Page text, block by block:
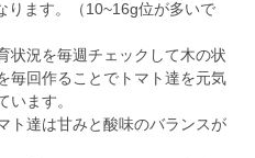
ります。（10~16g位が多いで
状況を毎週チェックして木の状
毎回作ることでトマト達を元気
います。
ト達は甘みと酸味のバランスが